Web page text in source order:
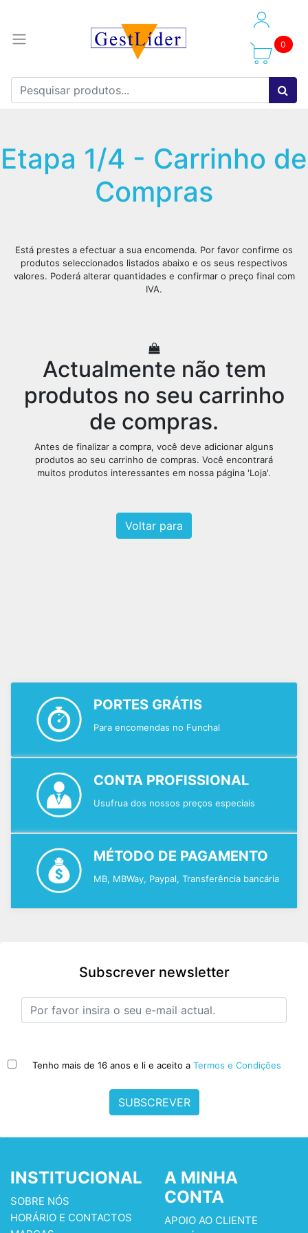
0
Etapa 1/4 - Carrinho de
Compras
Está prestes a efectuar a sua encomenda. Por favor confirme os
produtos seleccionados listados abaixo e os seus respectivos
valores. Poderá alterar quantidades e confirmar o preço final com
IVA.
Actualmente não tem
produtos no seu carrinho
de compras.
Antes de finalizar a compra, você deve adicionar alguns
produtos ao seu carrinho de compras. Você encontrará
muitos produtos interessantes em nossa página 'Loja'.
Voltar para
PORTES GRÁTIS
Para encomendas no Funchal
CONTA PROFISSIONAL
Usufrua dos nossos preços especiais
MÉTODO DE PAGAMENTO
MB, MBWay, Paypal, Transferência bancária
Subscrever newsletter
Tenho mais de 16 anos e li e aceito a Termos e Condições
SUBSCREVER
INSTITUCIONAL
SOBRE NÓS
HORÁRIO E CONTACTOS
A MINHA
CONTA
APOIO AO CLIENTE